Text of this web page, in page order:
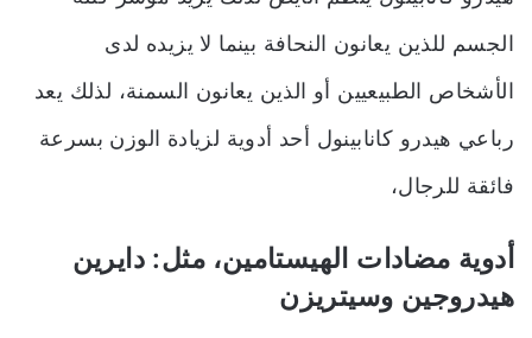
الجسم للذين يعانون النحافة بينما لا يزيده لدى
الأشخاص الطبيعيين أو الذين يعانون السمنة، لذلك يعد
رباعي هيدرو كانابينول أحد أدوية لزيادة الوزن بسرعة
فائقة للرجال،
أدوية مضادات الهيستامين، مثل: دايرين
هيدروجين وسيتريزن